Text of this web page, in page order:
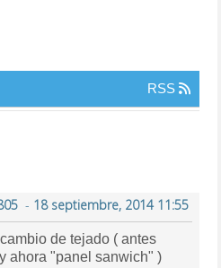
RSS
- 18 septiembre, 2014 11:55
de tejado ( antes
ahora "panel sanwich" )